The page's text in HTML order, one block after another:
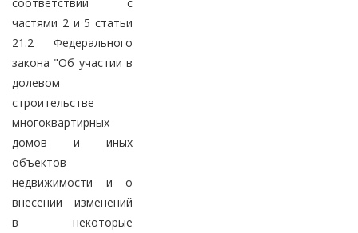
частями 2 и 5 статьи
21.2 Федерального
закона "Об участии в
долевом
строительстве
многоквартирных
домов и иных
объектов
недвижимости и о
внесении изменений
в некоторые